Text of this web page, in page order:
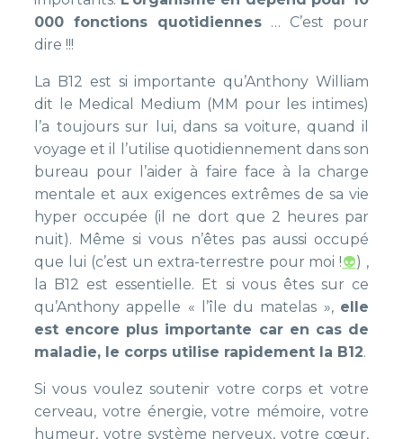
000 fonctions quotidiennes … C’est pour
dire !!!
La B12 est si importante qu’Anthony William
dit le Medical Medium (MM pour les intimes)
l’a toujours sur lui, dans sa voiture, quand il
voyage et il l’utilise quotidiennement dans son
bureau pour l’aider à faire face à la charge
mentale et aux exigences extrêmes de sa vie
hyper occupée (il ne dort que 2 heures par
nuit). Même si vous n’êtes pas aussi occupé
que lui (c’est un extra-terrestre pour moi !👽) ,
la B12 est essentielle. Et si vous êtes sur ce
qu’Anthony appelle « l’île du matelas », elle
est encore plus importante car en cas de
maladie, le corps utilise rapidement la B12.
Si vous voulez soutenir votre corps et votre
cerveau, votre énergie, votre mémoire, votre
humeur, votre système nerveux, votre cœur,